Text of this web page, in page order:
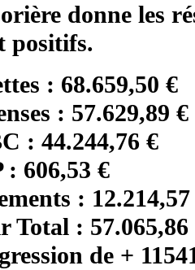
donne les
positifs.
: 68.659,50 €
: 57.629,89 €
: 44.244,76 €
: 606,53 €
: 12.214,57
Total : 57.065,86
de +